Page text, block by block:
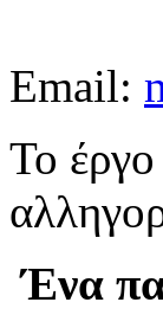
Email:
Το έργο
Ένα